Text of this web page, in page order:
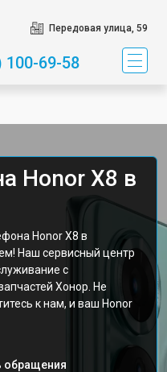
Передовая улица, 59
100-69-58
Honor Х8 в
Honor Х8 в
Наш сервисный центр
с
Хонор. Не
к нам, и ваш Honor
обращения